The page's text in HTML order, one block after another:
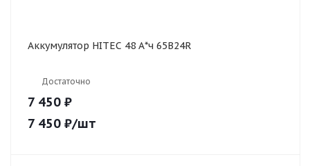
Аккумулятор HITEC 48 А*ч 65B24R
Достаточно
7 450 ₽
7 450 ₽/шт